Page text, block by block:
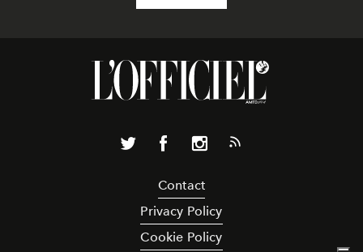
Contact
Privacy Policy
Cookie Policy